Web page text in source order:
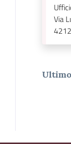
Via